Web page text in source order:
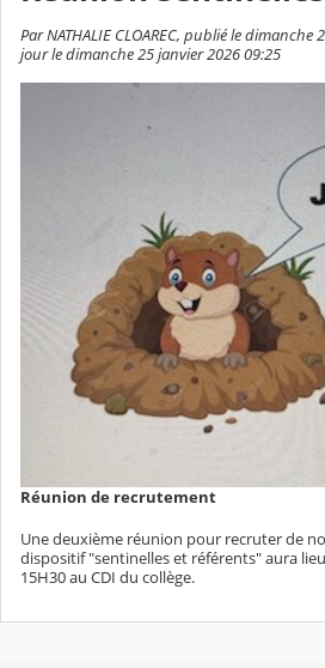
Par NATHALIE CLOAREC, publié le
jour le dimanche 25 janvier 2026 09:25
Réunion de recrutement
Une deuxième réunion pour recruter de
dispositif "sentinelles et référents" aura
15H30 au CDI du collège.